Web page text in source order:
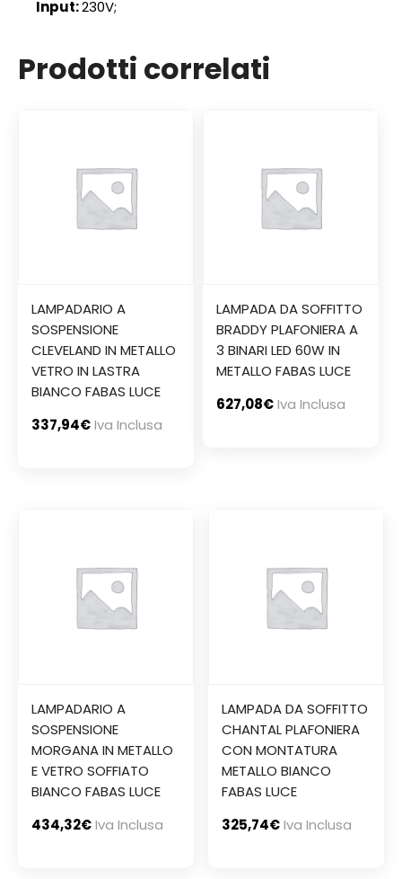
Input:230V;
Prodotti correlati
LAMPADARIO A
SOSPENSIONE
CLEVELAND IN METALLO
VETRO IN LASTRA
BIANCO FABAS LUCE
337,94€Iva Inclusa
LAMPADA DA SOFFITTO
BRADDY PLAFONIERA A
3 BINARI LED 60W IN
METALLO FABAS LUCE
627,08€Iva Inclusa
LAMPADARIO A
SOSPENSIONE
MORGANA IN METALLO
E VETRO SOFFIATO
BIANCO FABAS LUCE
434,32€Iva Inclusa
LAMPADA DA SOFFITTO
CHANTAL PLAFONIERA
CON MONTATURA
METALLO BIANCO
FABAS LUCE
325,74€Iva Inclusa